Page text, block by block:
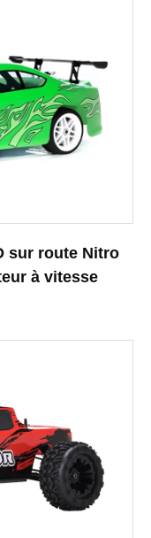
sur route Nitro
à vitesse